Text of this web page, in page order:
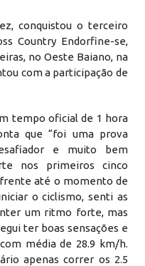
conquistou o terceiro
Country Endorfine-se,
no Oeste Baiano, na
com a participação de
tempo oficial de 1 hora
que “foi uma prova
e muito bem
nos primeiros cinco
até o momento de
o ciclismo, senti as
um ritmo forte, mas
ter boas sensações e
média de 28.9 km/h.
apenas correr os 2.5